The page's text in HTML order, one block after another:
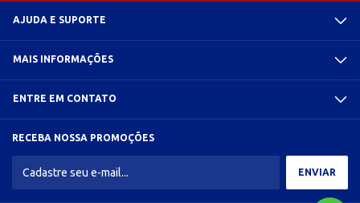
AJUDA E SUPORTE
MAIS INFORMAÇÕES
ENTRE EM CONTATO
RECEBA NOSSA PROMOÇÕES